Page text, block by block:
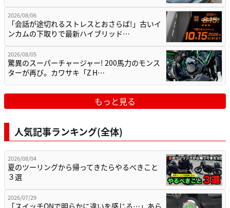
2026/08/06
「会話が途切れるストレスとおさらば!」古いイ
ンカムの下取りで最新ハイブリッド…
2026/08/05
驚異のスーパーチャージャー! 200馬力のモンス
ターが再び。カワサキ「Z H…
もっと見る
人気記事ランキング(全体)
2026/08/04
夏のツーリングから帰ってきたらやるべきこと
３選
2026/07/29
「スイッチONで明らかに違いを感じる…」あら